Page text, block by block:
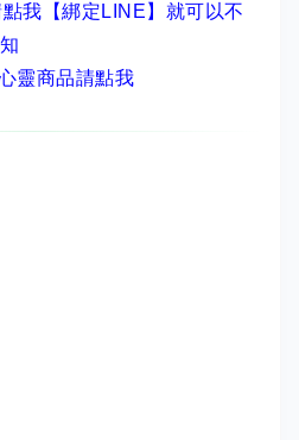
我【綁定LINE】 就可以不
靈商品請點我